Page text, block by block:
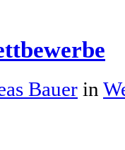
Bauer in